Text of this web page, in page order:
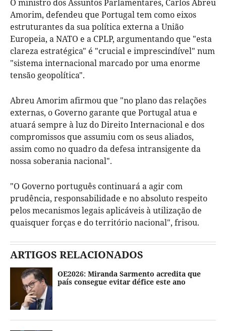
O ministro dos Assuntos Parlamentares, Carlos Abreu
Amorim, defendeu que Portugal tem como eixos
estruturantes da sua política externa a União
Europeia, a NATO e a CPLP, argumentando que "esta
clareza estratégica" é "crucial e imprescindível" num
"sistema internacional marcado por uma enorme
tensão geopolítica".
Abreu Amorim afirmou que "no plano das relações
externas, o Governo garante que Portugal atua e
atuará sempre à luz do Direito Internacional e dos
compromissos que assumiu com os seus aliados,
assim como no quadro da defesa intransigente da
nossa soberania nacional".
"O Governo português continuará a agir com
prudência, responsabilidade e no absoluto respeito
pelos mecanismos legais aplicáveis à utilização de
quaisquer forças e do território nacional", frisou.
ARTIGOS RELACIONADOS
OE2026: Miranda Sarmento acredita que
país consegue evitar défice este ano